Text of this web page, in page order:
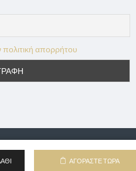
ΑΓΟΡΆΣΤΕ ΤΏΡΑ
πολιτική απορρήτου